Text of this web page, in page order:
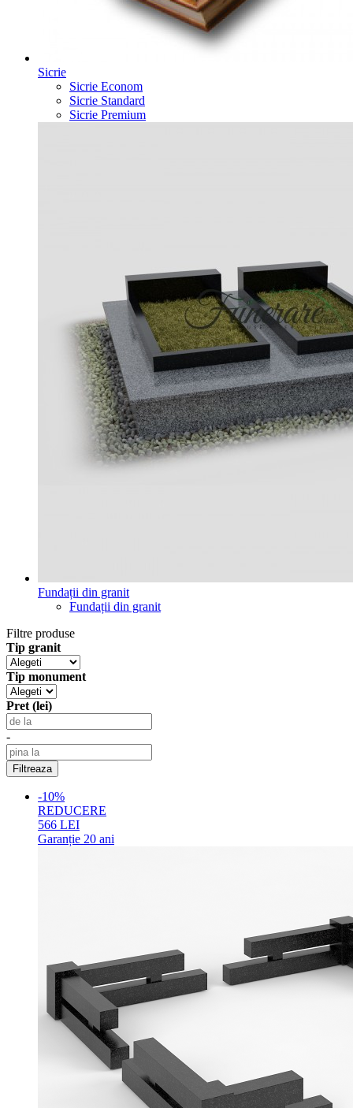
Sicrie
Sicrie Econom
Sicrie Standard
Sicrie Premium
Fundații din granit
Fundații din granit
Filtre produse
Tip granit
Tip monument
Pret (lei)
-
-10%
REDUCERE
566 LEI
Garanție 20 ani